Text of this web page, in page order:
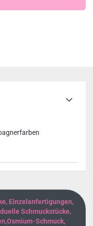
Einzelanfertigungen,
Schmuckstücke,
Schmuck,